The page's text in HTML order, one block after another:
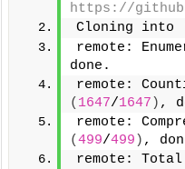
https://
Cloning into
remote:
done.
remote:
( 1647/1647 ) ,
remote:
(499/499 ) ,
remote: Total